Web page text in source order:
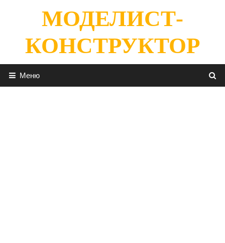
содержимомуМОДЕЛИСТ-
КОНСТРУКТОР
Меню